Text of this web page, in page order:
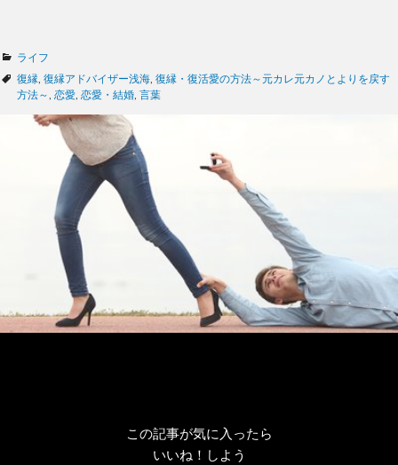
カ
テ
ゴ
ライフ
タ
グ
復縁 復縁アドバイザー浅海 復縁・復活愛の方法～元カレ元カノとよりを戻す
方法～
恋愛 恋愛・結婚 言葉
この記事が気に入ったら
いいね！しよう